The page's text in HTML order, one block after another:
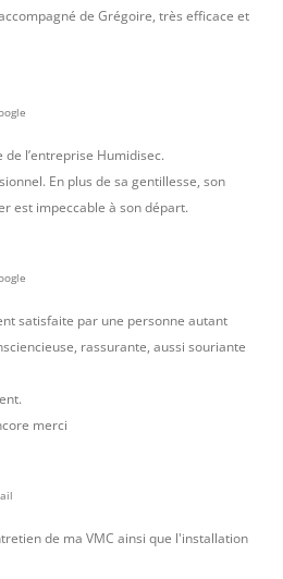
de Grégoire, très efficace et
l’entreprise Humidisec.
En plus de sa gentillesse, son
est impeccable à son départ.
satisfaite par une personne autant
rassurante, aussi souriante
merci
de ma VMC ainsi que l'installation